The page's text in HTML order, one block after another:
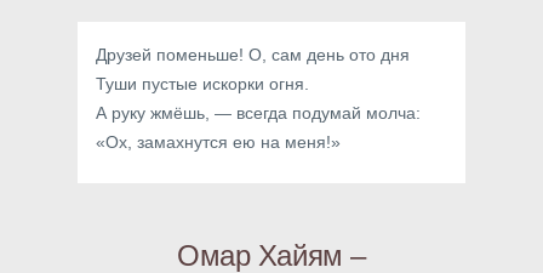
Друзей поменьше! О, сам день ото дня
Туши пустые искорки огня.
А руку жмёшь, — всегда подумай молча:
«Ох, замахнутся ею на меня!»
Омар Хайям –